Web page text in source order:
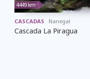
4449 km
CASCADAS Nanegal
Cascada La Piragua